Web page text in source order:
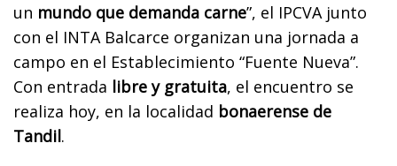
un mundo que demanda carne”, el IPCVA junto
con el INTA Balcarce organizan una jornada a
campo en el Establecimiento “Fuente Nueva”.
Con entrada libre y gratuita, el encuentro se
realiza hoy, en la localidad bonaerense de
Tandil.